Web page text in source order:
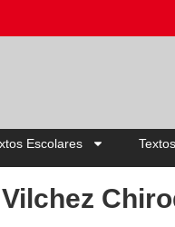
Escolares